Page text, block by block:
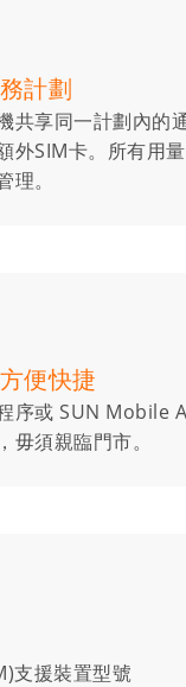
計劃
共享同一計劃內的
外SIM卡。所有用
。
便快捷
序或 SUN Mobile
毋須親臨門市。
支援裝置型號